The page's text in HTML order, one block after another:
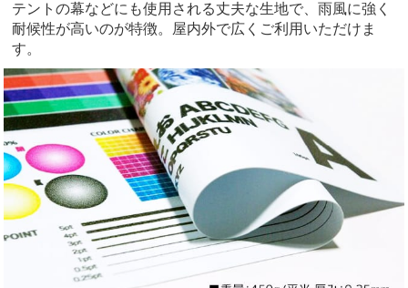
テントの幕などにも使用される丈夫な生地で、雨風に強く
耐候性が高いのが特徴。屋内外で広くご利用いただけま
す。